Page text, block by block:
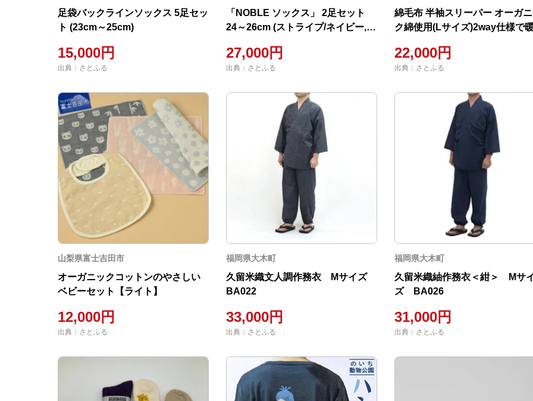
足袋バックラインソックス 5足セッ
ト (23cm～25cm)
15,000円
出典：さとふる
「NOBLE ソックス」 2足セット
24～26cm (ストライプ/ネイビー,グ
27,000円
出典：さとふる
綿毛布 半袖スリーパー オーガ
ク綿使用(Lサイズ)2way仕様で
22,000円
出典：さとふる
山梨県富士吉田市
オーガニックコットンのやさしい
ベビーセット【ライト】
12,000円
出典：さとふる
福岡県大木町
久留米織文人調作務衣 Mサイズ
BA022
33,000円
出典：さとふる
福岡県大木町
久留米織紬作務衣＜紺＞ Mサ
ズ BA026
31,000円
出典：さとふる